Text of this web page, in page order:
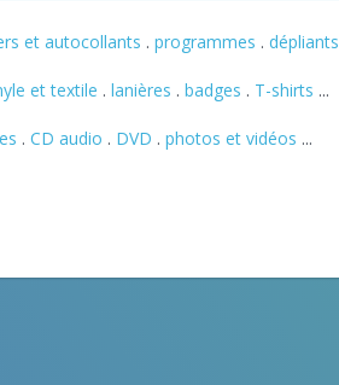
et autocollants . programmes . dépliants
et textile . lanières . badges . T-shirts ...
. CD audio . DVD . photos et vidéos ...